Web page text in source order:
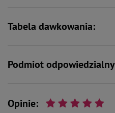
Tabela dawkowania:
Podmiot
Opinie: